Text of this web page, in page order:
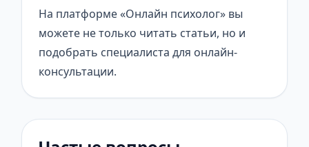
На платформе «Онлайн психолог» вы
можете не только читать статьи, но и
подобрать специалиста для онлайн-
консультации.